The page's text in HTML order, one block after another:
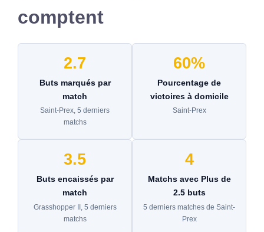
comptent
2.7
Buts marqués par
match
Saint-Prex, 5 derniers
matchs
60%
Pourcentage de
victoires à domicile
Saint-Prex
3.5
Buts encaissés par
match
Grasshopper II, 5 derniers
matchs
4
Matchs avec Plus de
2.5 buts
5 derniers matches de Saint-
Prex